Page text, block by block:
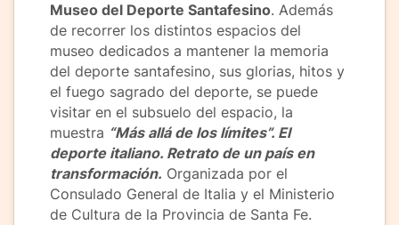
Museo del Deporte Santafesino. Además
de recorrer los distintos espacios del
museo dedicados a mantener la memoria
del deporte santafesino, sus glorias, hitos y
el fuego sagrado del deporte, se puede
visitar en el subsuelo del espacio, la
muestra “Más allá de los límites”. El
deporte italiano. Retrato de un país en
transformación. Organizada por el
Consulado General de Italia y el Ministerio
de Cultura de la Provincia de Santa Fe.